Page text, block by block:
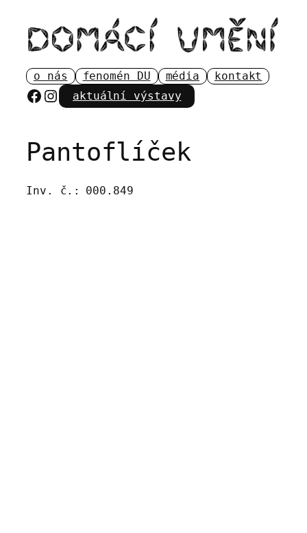
obsah
o nás fenomén DU média kontakt
Facebook
Instagram
aktuální výstavy
Pantoflíček
Inv. č.: 000.849